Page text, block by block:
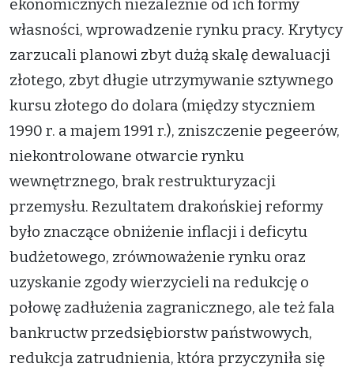
ekonomicznych niezależnie od ich formy
własności, wprowadzenie rynku pracy. Krytycy
zarzucali planowi zbyt dużą skalę dewaluacji
złotego, zbyt długie utrzymywanie sztywnego
kursu złotego do dolara (między styczniem
1990 r. a majem 1991 r.), zniszczenie pegeerów,
niekontrolowane otwarcie rynku
wewnętrznego, brak restrukturyzacji
przemysłu. Rezultatem drakońskiej reformy
było znaczące obniżenie inflacji i deficytu
budżetowego, zrównoważenie rynku oraz
uzyskanie zgody wierzycieli na redukcję o
połowę zadłużenia zagranicznego, ale też fala
bankructw przedsiębiorstw państwowych,
redukcja zatrudnienia, która przyczyniła się